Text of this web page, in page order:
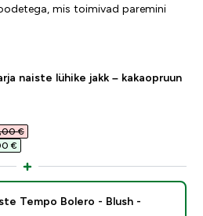
mis toimivad paremini
naiste lühike jakk – kakaopruun
price
€‎
€‎
Tempo Bolero - Blush -